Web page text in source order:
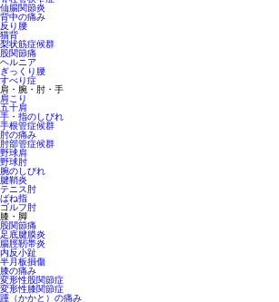
仙腸関節炎
背中の痛み
反り腰
猫背
梨状筋症候群
股関節痛
ヘルニア
ぎっくり腰
すべり症
肩・腕・肘・手
肩こり
五十肩
手・指のしびれ
手根管症候群
肘の痛み
肘部管症候群
野球肩
野球肘
腕のしびれ
腱鞘炎
テニス肘
ばね指
ゴルフ肘
膝・脚
股関節痛
足底腱膜炎
腸脛靭帯炎
内反小趾
半月板損傷
膝の痛み
変形性股関節症
変形性膝関節症
踵（かかと）の痛み